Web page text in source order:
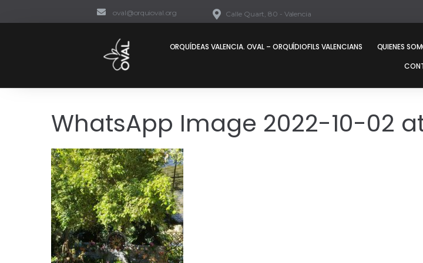
oval@orquioval.org Calle Quart, 80 - Valencia
ORQUÍDEAS VALENCIA. OVAL – ORQUÍDIOFILS VALENCIANS QUIENES
WhatsApp Image 2022-10-02